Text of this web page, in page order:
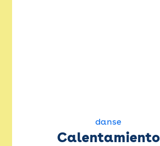
danse
Calentamiento